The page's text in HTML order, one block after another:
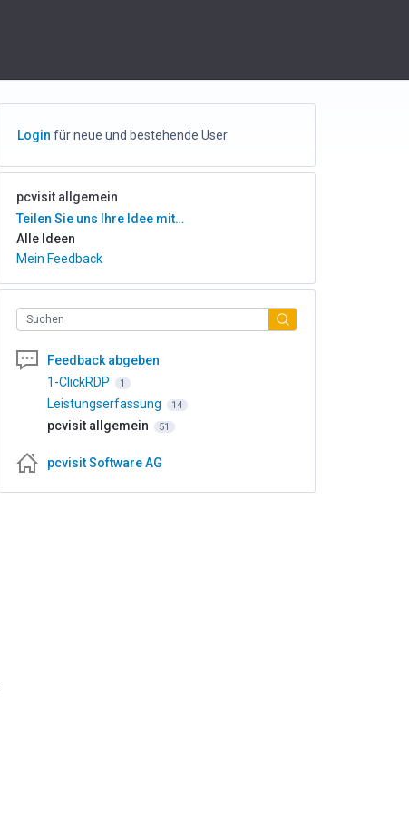
Login für neue und bestehende User
pcvisit allgemein
Kategorien
Teilen Sie uns Ihre Idee mit…
Alle Ideen
Mein Feedback
Suchen
Feedback abgeben
1-ClickRDP
1
Leistungserfassung 14
pcvisit allgemein 51
pcvisit Software AG